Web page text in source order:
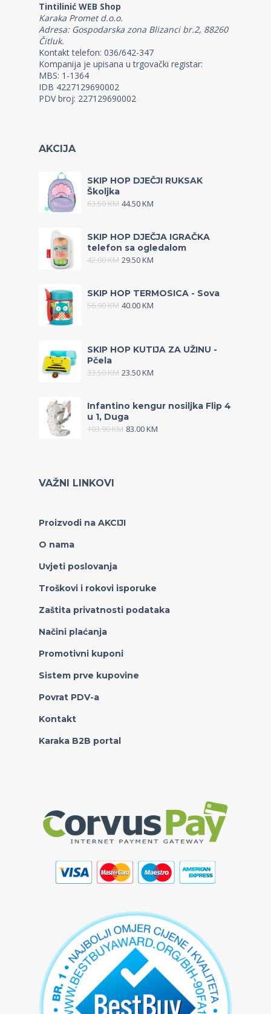
Tintilinić WEB Shop
Karaka Promet d.o.o.
Adresa: Gospodarska zona Blizanci br.2, 88260
Čitluk.
Kontakt telefon: 036/642-347
Kompanija je upisana u trgovački registar:
MBS: 1-1364
IDB 4227129690002
PDV broj: 227129690002
AKCIJA
SKIP HOP DJEČJI RUKSAK
Školjka
63.50KM 44.50KM
SKIP HOP DJEČJA IGRAČKA
telefon sa ogledalom
42.00KM 29.50KM
SKIP HOP TERMOSICA - Sova
56.90KM 40.00KM
SKIP HOP KUTIJA ZA UŽINU -
Pčela
33.50KM 23.50KM
Infantino kengur nosiljka Flip 4
u 1, Duga
103.90KM 83.00KM
VAŽNI LINKOVI
Proizvodi na AKCIJI
O nama
Uvjeti poslovanja
Troškovi i rokovi isporuke
Zaštita privatnosti podataka
Načini plaćanja
Promotivni kuponi
Sistem prve kupovine
Povrat PDV-a
Kontakt
Karaka B2B portal